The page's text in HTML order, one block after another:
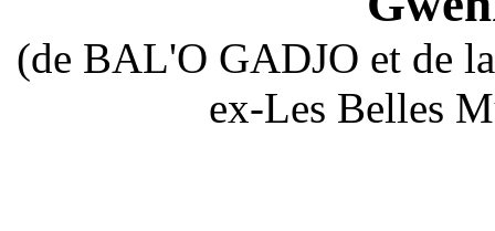
(de BAL'O GADJO et de
ex-Les Belles